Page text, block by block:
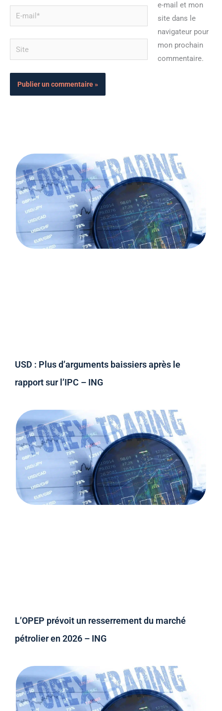
mail*
Site
e-mail et mon
site dans le
navigateur pour
mon prochain
commentaire.
USD : Plus d’arguments baissiers après le
rapport sur l’IPC – ING
L’OPEP prévoit un resserrement du marché
pétrolier en 2026 – ING